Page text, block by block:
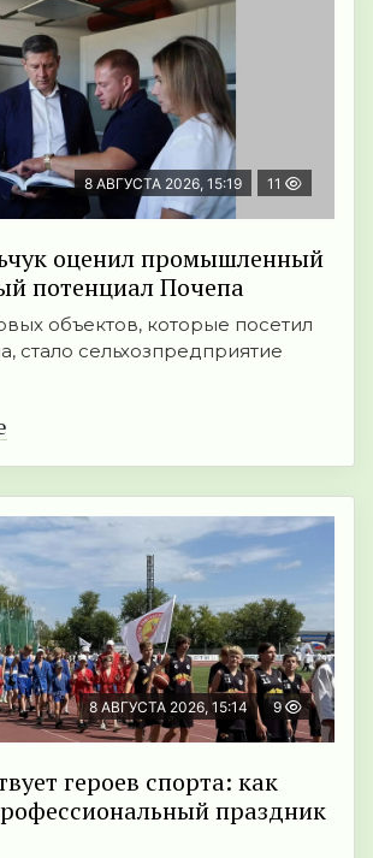
8 АВГУСТА 2026, 15:19 11
оценил промышленный
потенциал Почепа
объектов, которые посетил
стало сельхозпредприятие
8 АВГУСТА 2026, 15:14 9
героев спорта: как
праздник